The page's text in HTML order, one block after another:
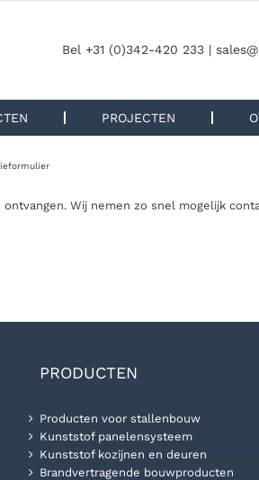
Bel +31 (0)342-420 233 |
PROJECTEN
Wij nemen zo snel mogelijk
PRODUCTEN
Producten voor stallenbouw
Kunststof panelensysteem
Kunststof kozijnen en deuren
Brandvertragende bouwproducten